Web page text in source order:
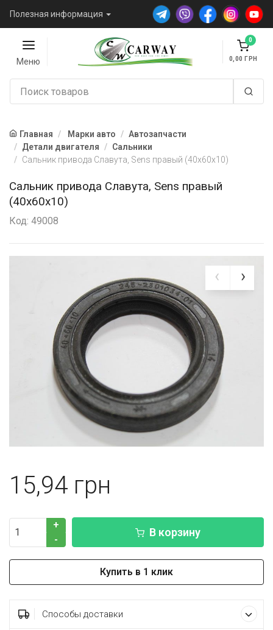
Полезная информация
Меню
0
0,00
Главная Марки авто
Автозапчасти
Детали двигателя
Сальники
Сальник привода Славута, Sens правый (40х60х10)
Сальник привода Славута, Sens правый
(40х60х10)
Код: 49008
15,94
+
-
В корзину
Купить в 1 клик
Способы доставки